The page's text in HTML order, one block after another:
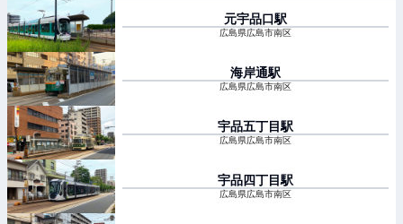
元宇品口駅
広島県広島市南区
海岸通駅
広島県広島市南区
宇品五丁目駅
広島県広島市南区
宇品四丁目駅
広島県広島市南区